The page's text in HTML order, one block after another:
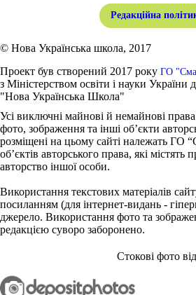
Редакційна
© Нова Українська школа, 2017
Проект був створений 2017 року ГО
з Міністерством освіти і науки України
"Нова Українська Школа"
Усі виключні майнові й немайнові права
фото, зображення та інші об’єкти
розміщені на цьому сайті належать ГО
об’єктів авторського права, які містять
авторство іншої особи.
Використання текстових матеріалів
посиланням (для інтернет-видань -
джерело. Використання фото та
редакцією суворо заборонено.
Стокові фото від